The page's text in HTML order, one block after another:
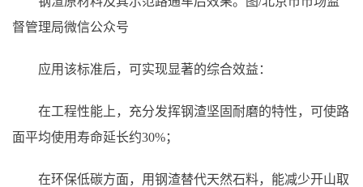
督管理局微信公众号
应用该标准后，可实现显著的综合效益：
在工程性能上，充分发挥钢渣坚固耐磨的特性，可使路
面平均使用寿命延长约30%；
在环保低碳方面，用钢渣替代天然石料，能减少开山取